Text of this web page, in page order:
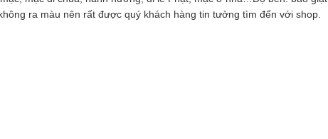
ra màu nên rất được quý khách hàng tin tưởng tìm đến với shop.